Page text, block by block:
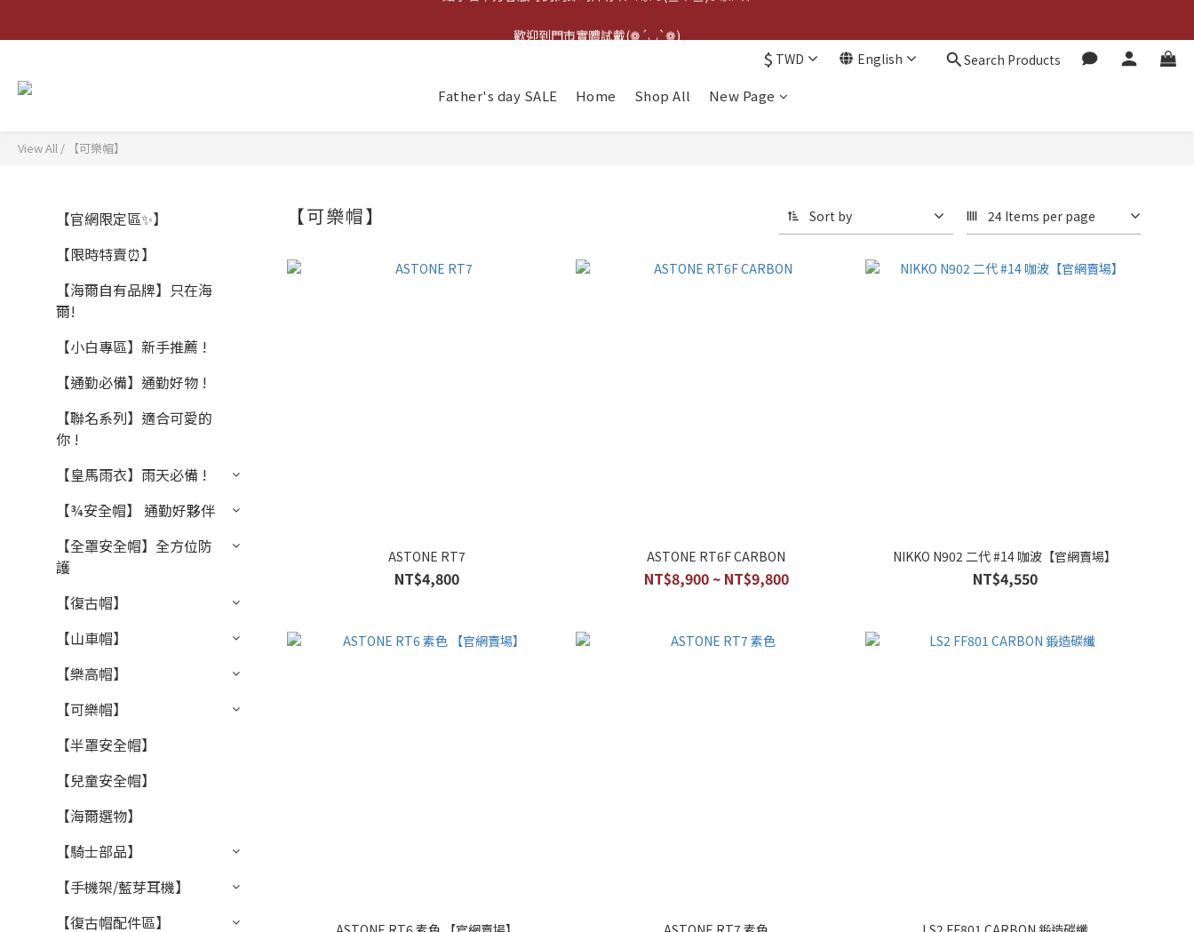
點擊右下方客服可詢問即時庫存☆*: .｡. o(≧▽≦)o .｡.:*☆
$ TWD English Search Products
Father's day SALE Home Shop All New Page
View All / 【可樂帽】
【官網限定區✨】
【限時特賣⏰】
【海爾自有品牌】只在海
爾!
【小白專區】新手推薦 !
【通勤必備】通勤好物 !
【聯名系列】適合可愛的
你 !
【皇馬雨衣】雨天必備 !
【¾安全帽】 通勤好夥伴
【全罩安全帽】全方位防
護
【復古帽】
【山車帽】
【樂高帽】
【可樂帽】
【半罩安全帽】
【兒童安全帽】
【海爾選物】
【騎士部品】
【手機架/藍芽耳機】
【復古帽配件區】
【可樂帽】 Sort by 24 Items per page
ASTONE RT7
NT$4,800
ASTONE RT6F CARBON
NT$8,900 ~ NT$9,800
NIKKO N902 二代 #14 咖波【官網賣場】
NT$4,550